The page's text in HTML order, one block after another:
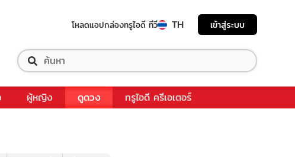
โหลดแอปกล่องทรูไอดี ทีวี TH เข้าสู่ระบบ
ผู้หญิง ดูดวง ทรูไอดี ครีเอเตอร์